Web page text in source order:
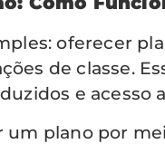
oferecer
de classe.
e acesso
plano por